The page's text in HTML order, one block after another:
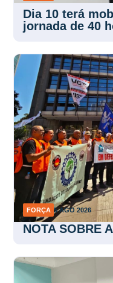
Dia 10 terá
jornada de 40
FORÇA 5 AGO 2026
NOTA SOBRE